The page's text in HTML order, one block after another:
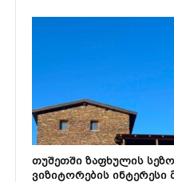
თუშეთში ზაფხულის
ვიზიტორების ინტერესი